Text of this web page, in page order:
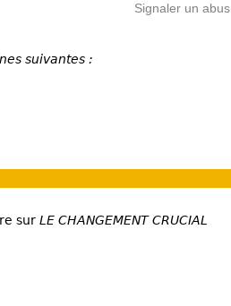
Signaler un abus
suivantes :
sur LE CHANGEMENT CRUCIAL